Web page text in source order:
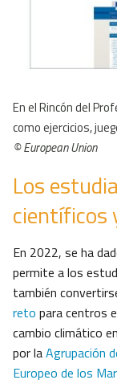
En el Rincón del
como ejercicios,
© European Union
Los
científicos
En 2022, se ha
permite a los
también
reto para centros
cambio climático
por laAgrupación
Europeo de los